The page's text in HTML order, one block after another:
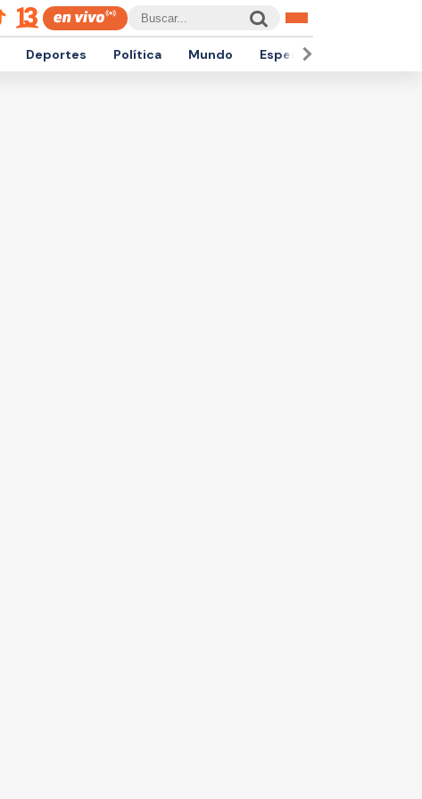
Deportes Política Mundo Espectáculos